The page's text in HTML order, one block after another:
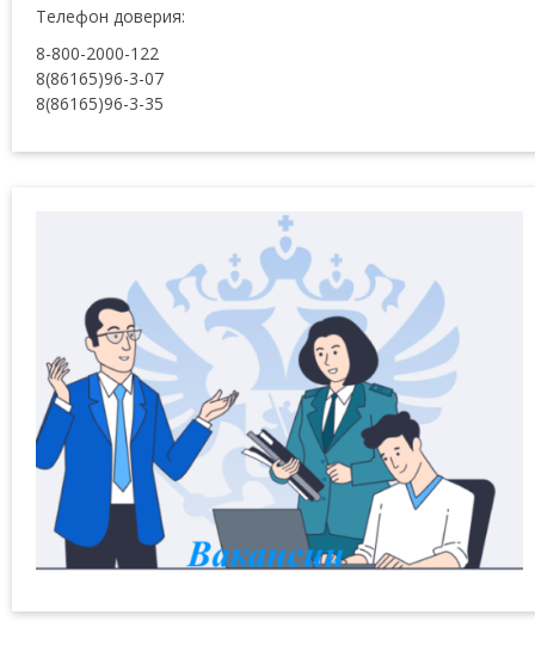
Телефон доверия:
8-800-2000-122
8(86165)96-3-07
8(86165)96-3-35